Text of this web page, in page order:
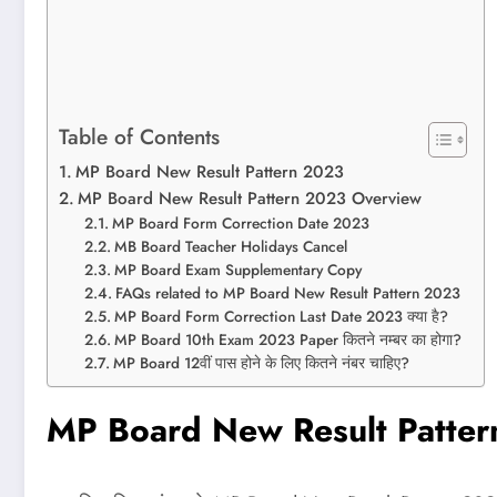
Table of Contents
MP Board New Result Pattern 2023
MP Board New Result Pattern 2023 Overview
MP Board Form Correction Date 2023
MB Board Teacher Holidays Cancel
MP Board Exam Supplementary Copy
FAQs related to MP Board New Result Pattern 2023
MP Board Form Correction Last Date 2023 क्या है?
MP Board 10th Exam 2023 Paper कितने नम्बर का होगा?
MP Board 12वीं पास होने के लिए कितने नंबर चाहिए?
MP Board New Result